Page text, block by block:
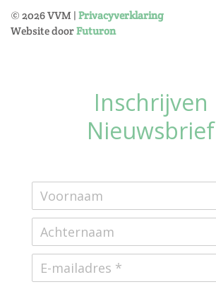
© 2026VVM | Privacyverklaring
Website doorFuturon
Inschrijven
Nieuwsbrief